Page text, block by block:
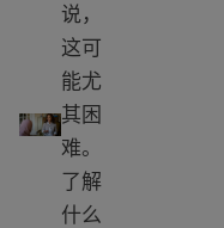
家庭暴力帮助
说，
这可
能尤
其困
难。
了解
什么